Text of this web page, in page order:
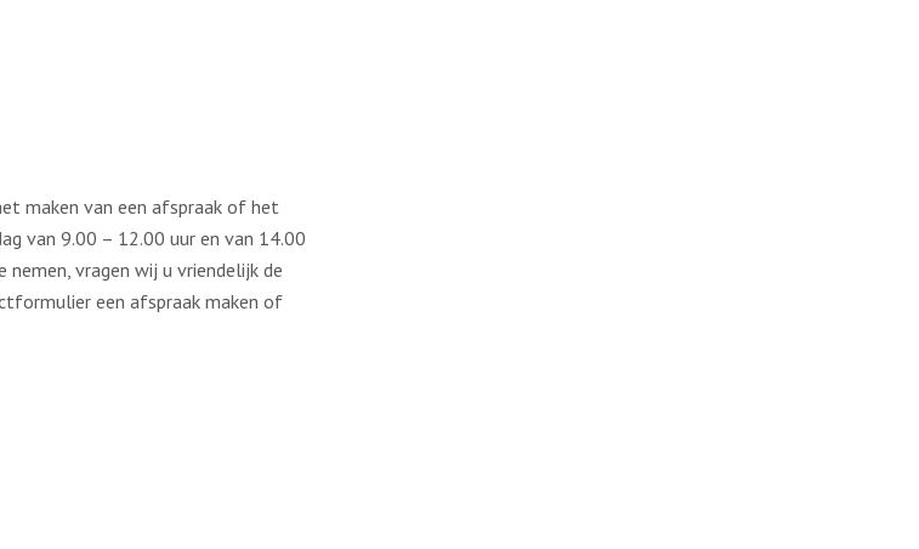
maken van een afspraak of het
van 9.00 – 12.00 uur en van 14.00
vragen wij u vriendelijk de
een afspraak maken of